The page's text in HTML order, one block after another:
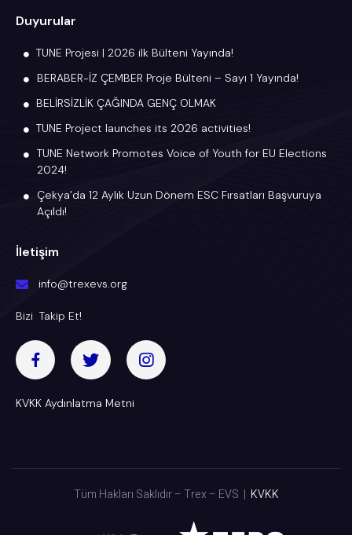
Duyurular
TUNE Projesi | 2026 ilk Bülteni Yayında!
BERABER-İZ ÇEMBER Proje Bülteni – Sayı 1 Yayında!
BELİRSİZLİK ÇAĞINDA GENÇ OLMAK
TUNE Project launches its 2026 activities!
TUNE Network Promotes Voice of Youth for EU Elections
2024!
Çekya’da 12 Aylık Uzun Dönem ESC Fırsatları Başvuruya
Açıldı!
İletişim
info@trexevs.org
Bizi Takip Et!
KVKK Aydınlatma Metni
Tüm Hakları Saklıdır – Trex – EVS | KVKK